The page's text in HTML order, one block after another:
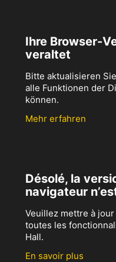
Ihre Browser-
veraltet
Bitte aktualisieren
alle Funktionen der
können.
Mehr erfahren
Désolé, la
navigateur
Veuillez mettre à
toutes les
Hall.
En savoir plus